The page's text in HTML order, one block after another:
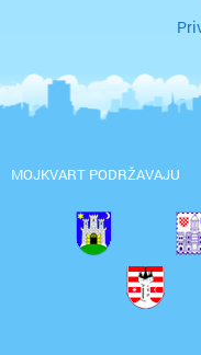
MOJKVART PODRŽAVAJU